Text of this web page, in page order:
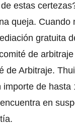
estas
queja. Cuando
gratuita
de
de Arbitraje.
de hasta
en